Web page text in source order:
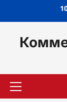
Основное